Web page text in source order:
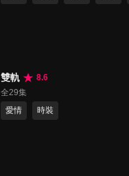
雙軌
8.6
全29集
愛情
時裝